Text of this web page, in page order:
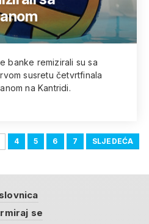
banke remizirali su sa
susretu četvrtfinala
na Kantridi.
4 5 6 7 SLJEDEĆA
se